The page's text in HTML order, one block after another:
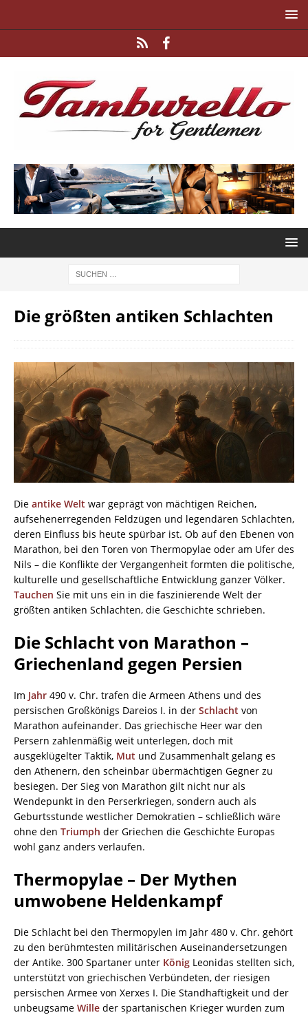
Die größten antiken Schlachten
Die antike Welt war geprägt von mächtigen Reichen,
aufsehenerregenden Feldzügen und legendären Schlachten,
deren Einfluss bis heute spürbar ist. Ob auf den Ebenen von
Marathon, bei den Toren von Thermopylae oder am Ufer des
Nils – die Konflikte der Vergangenheit formten die politische,
kulturelle und gesellschaftliche Entwicklung ganzer Völker.
Tauchen Sie mit uns ein in die faszinierende Welt der
größten antiken Schlachten, die Geschichte schrieben.
Die Schlacht von Marathon –
Griechenland gegen Persien
Im Jahr 490 v. Chr. trafen die Armeen Athens und des
persischen Großkönigs Dareios I. in der Schlacht von
Marathon aufeinander. Das griechische Heer war den
Persern zahlenmäßig weit unterlegen, doch mit
ausgeklügelter Taktik, Mut und Zusammenhalt gelang es
den Athenern, den scheinbar übermächtigen Gegner zu
besiegen. Der Sieg von Marathon gilt nicht nur als
Wendepunkt in den Perserkriegen, sondern auch als
Geburtsstunde westlicher Demokratien – schließlich wäre
ohne den Triumph der Griechen die Geschichte Europas
wohl ganz anders verlaufen.
Thermopylae – Der Mythen
umwobene Heldenkampf
Die Schlacht bei den Thermopylen im Jahr 480 v. Chr. gehört
zu den berühmtesten militärischen Auseinandersetzungen
der Antike. 300 Spartaner unter König Leonidas stellten sich,
unterstützt von griechischen Verbündeten, der riesigen
persischen Armee von Xerxes I. Die Standhaftigkeit und der
unbeugsame Wille der spartanischen Krieger wurden zum